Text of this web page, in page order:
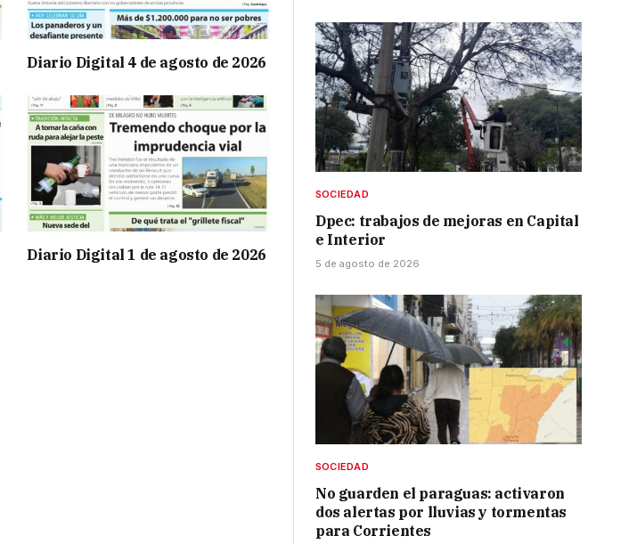
Diario Digital 4 de agosto de 2026
Diario Digital 1 de agosto de 2026
SOCIEDAD
Dpec: trabajos de mejoras en Capital
e Interior
5 de agosto de 2026
SOCIEDAD
No guarden el paraguas: activaron
dos alertas por lluvias y tormentas
para Corrientes